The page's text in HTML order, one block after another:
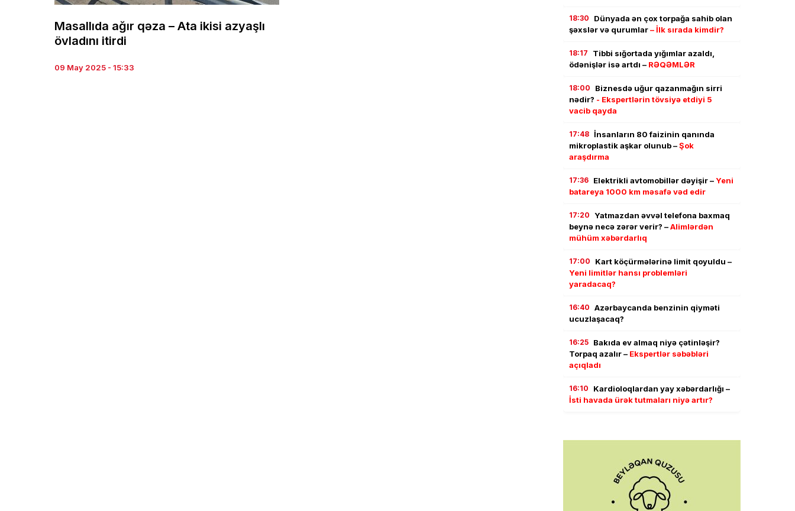
Masallıda ağır qəza – Ata ikisi azyaşlı
övladını itirdi
09 May 2025 - 15:33
18:30
Dünyada ən çox torpağa sahib olan
şəxslər və qurumlar– İlk sırada kimdir?
18:17
Tibbi sığortada yığımlar azaldı,
ödənişlər isə artdı – RƏQƏMLƏR
18:00
Biznesdə uğur qazanmağın sirri
nədir? - Ekspertlərin tövsiyə etdiyi 5
vacib qayda
17:48 İnsanların 80 faizinin qanında
mikroplastik aşkar olunub –Şok
araşdırma
17:36 Elektrikli avtomobillər dəyişir –Yeni
batareya 1000 km məsafə vəd edir
17:20 Yatmazdan əvvəl telefona baxmaq
beynə necə zərər verir? –Alimlərdən
mühüm xəbərdarlıq
17:00
Kart köçürmələrinə limit qoyuldu –
Yeni limitlər hansı problemləri
yaradacaq?
16:40 Azərbaycanda benzinin qiyməti
ucuzlaşacaq?
16:25 Bakıda ev almaq niyə çətinləşir?
Torpaq azalır – Ekspertlər səbəbləri
açıqladı
16:10
Kardioloqlardan yay xəbərdarlığı –
İsti havada ürək tutmaları niyə artır?